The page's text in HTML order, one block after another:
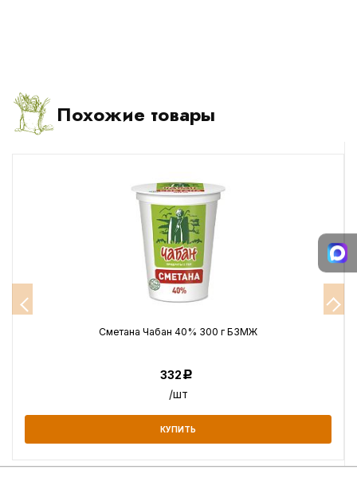
Похожие товары
Сметана Чабан 40% 300 г БЗМЖ
332Р
/шт
КУПИТЬ